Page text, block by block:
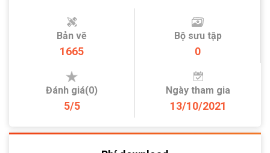
Bản vẽ
1665
Bộ sưu tập
0
Đánh giá(0)
5/5
Ngày tham gia
13/10/2021